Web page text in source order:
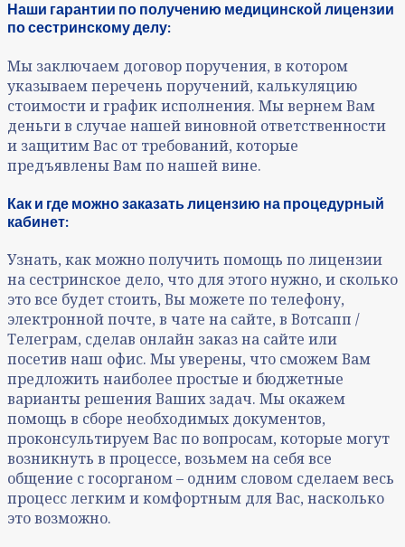
Наши гарантии по получению медицинской лицензии
по сестринскому делу:
Мы заключаем договор поручения, в котором
указываем перечень поручений, калькуляцию
стоимости и график исполнения. Мы вернем Вам
деньги в случае нашей виновной ответственности
и защитим Вас от требований, которые
предъявлены Вам по нашей вине.
Как и где можно заказать лицензию на процедурный
кабинет:
Узнать, как можно получить помощь по лицензии
на сестринское дело, что для этого нужно, и сколько
это все будет стоить, Вы можете по телефону,
электронной почте, в чате на сайте, в Вотсапп /
Телеграм, сделав онлайн заказ на сайте или
посетив наш офис. Мы уверены, что сможем Вам
предложить наиболее простые и бюджетные
варианты решения Ваших задач. Мы окажем
помощь в сборе необходимых документов,
проконсультируем Вас по вопросам, которые могут
возникнуть в процессе, возьмем на себя все
общение с госорганом – одним словом сделаем весь
процесс легким и комфортным для Вас, насколько
это возможно.